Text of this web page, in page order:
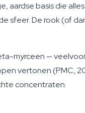
aardse basis die
sfeer. De rook (of
myrceen —
vertonen (PMC,
concentraten.